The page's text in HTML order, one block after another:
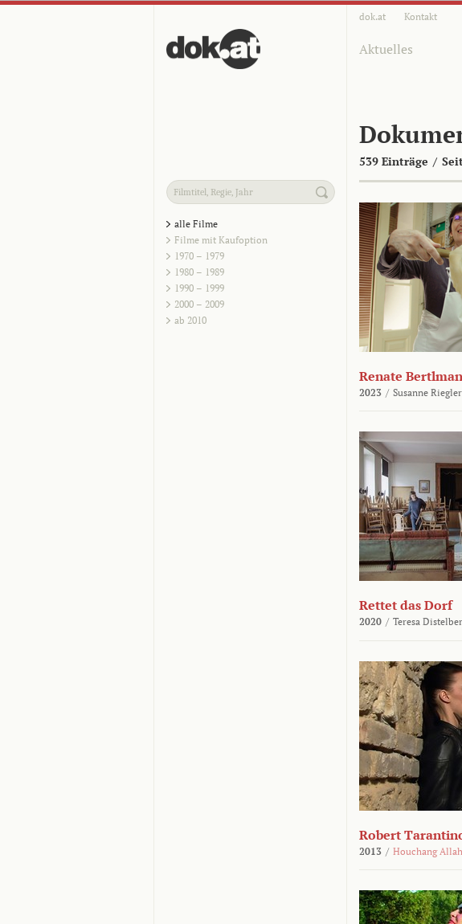
dok.at Kontakt
Aktuelles
539 Einträge /
alle Filme
Filme mit Kaufoption
1970 – 1979
1980 – 1989
1990 – 1999
2000 – 2009
ab 2010
Renate
2023 / Susanne Riegler
Rettet das Dorf
2020 / Teresa
Robert
2013 / Houchang